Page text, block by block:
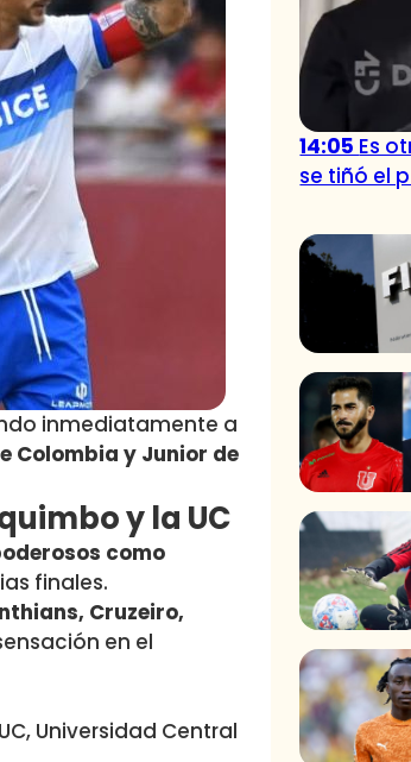
inmediatamente a
Colombia y Junior de
y la UC
como
finales.
Cruzeiro,
en el
Universidad Central
14:05 Es
se tiñó el